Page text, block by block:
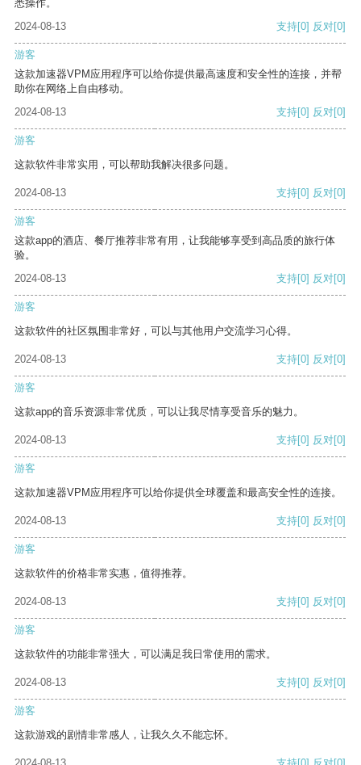
悉操作。
2024-08-13
支持[0] 反对[0]
游客
这款加速器VPM应用程序可以给你提供最高速度和安全性的连接，并帮
助你在网络上自由移动。
2024-08-13
支持[0] 反对[0]
游客
这款软件非常实用，可以帮助我解决很多问题。
2024-08-13 支持[0] 反对[0]
游客
这款app的酒店、餐厅推荐非常有用，让我能够享受到高品质的旅行体
验。
2024-08-13
支持[0] 反对[0]
游客
这款软件的社区氛围非常好，可以与其他用户交流学习心得。
2024-08-13 支持[0] 反对[0]
游客
这款app的音乐资源非常优质，可以让我尽情享受音乐的魅力。
2024-08-13 支持[0] 反对[0]
游客
这款加速器VPM应用程序可以给你提供全球覆盖和最高安全性的连接。
2024-08-13 支持[0] 反对[0]
游客
这款软件的价格非常实惠，值得推荐。
2024-08-13 支持[0] 反对[0]
游客
这款软件的功能非常强大，可以满足我日常使用的需求。
2024-08-13 支持[0] 反对[0]
游客
这款游戏的剧情非常感人，让我久久不能忘怀。